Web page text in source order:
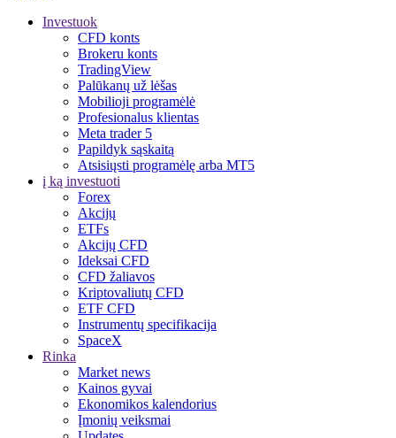
Investuok
CFD konts
Brokeru konts
TradingView
Palūkanų už lėšas
Mobilioji programėlė
Profesionalus klientas
Meta trader 5
Papildyk sąskaitą
Atsisiųsti programėlę arba MT5
į ką investuoti
Forex
Akcijų
ETFs
Akcijų CFD
Ideksai CFD
CFD žaliavos
Kriptovaliutų CFD
ETF CFD
Instrumentų specifikacija
SpaceX
Rinka
Market news
Kainos gyvai
Ekonomikos kalendorius
Įmonių veiksmai